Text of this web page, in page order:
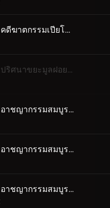
ตอนที่ 1058 คดีฆาตกรรมเปียโนโซนาต้า "แสงจันทร์" (ตอนจบ)
ตอนที่ 1059 ปริศนาขยะมูลฝอยย่านการค้าเมืองเบกะ
ตอนที่ 1060 อาชญากรรมสมบูรณ์แบบ 36 ช่อง (ตอนแรก)
ตอนที่ 1061 อาชญากรรมสมบูรณ์แบบ 36 ช่อง (ตอนกลาง)
ตอนที่ 1062 อาชญากรรมสมบูรณ์แบบ 36 ช่อง (ตอนจบ)